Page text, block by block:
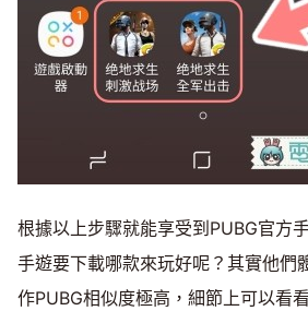
根據以上步驟就能享受到PUBG官方
手遊要下載哪款來玩好呢？其實他們
作PUBG相似度極高，細節上可以看